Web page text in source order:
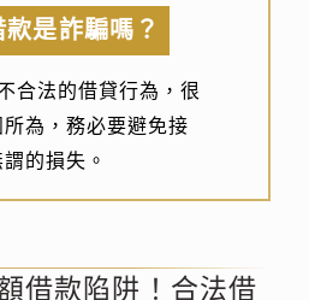
是詐騙嗎？
合法的借貸行為，很
為，務必要避免接
的損失。
借款陷阱！合法借